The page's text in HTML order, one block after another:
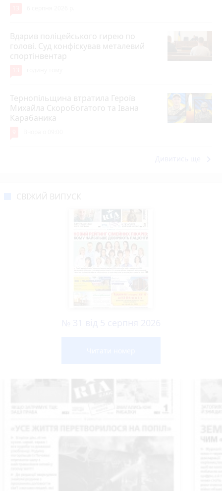
Вдарив поліцейського гирею по
голові. Суд конфіскував металевий
спортінвентар
Тернопільщина втратила Героїв
Михайла Скоробогатого та Івана
Карабаника